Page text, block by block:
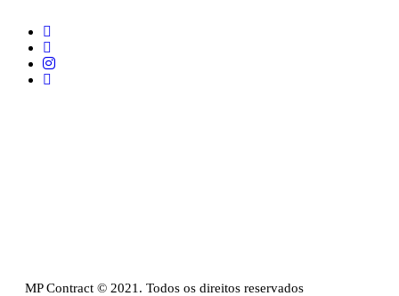
MP Contract © 2021. Todos os direitos reservados